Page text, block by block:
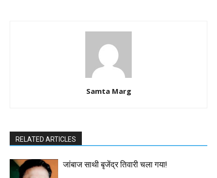
Samta Marg
RELATED ARTICLES
जांबाज साथी बृजेंद्र तिवारी चला गया!